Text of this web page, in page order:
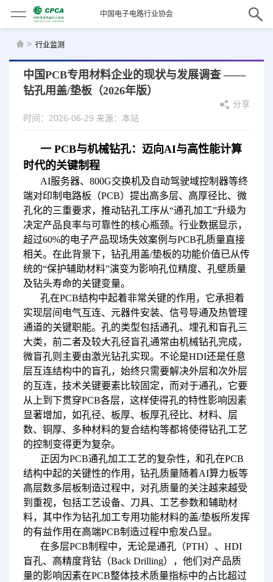
中国电子电路行业协会
> 行业监测
中国PCB专用材料企业的现状与发展调查 ——
钻孔用盖/垫板（2026年版）
分享
时间：2026-06-29 来源：本站
一 PCB与机械钻孔：迈向AI与高性能计算
时代的关键制程
AI服务器、800G交换机及自动驾驶域控制器等终
端对印制电路板（PCB）提出高多层、高厚径比、微
孔化的三重要求，推动钻孔工序从“通孔加工”升级为
决定产品良率与可靠性的核心瓶颈。行业数据显示，
超过60%的电子产品现场失效案例与PCB孔质量直接
相关。在此背景下，钻孔用盖/垫板的功能价值已从传
统的“保护辅助材料”演变为影响孔位精度、孔壁质量
及钻头寿命的关键变量。
孔在PCB结构中起着非常关键的作用，它承担着
实现层间电气互连、元器件安装、信号导通及热管理
通道的关键职能。孔的类型包括通孔、埋孔和盲孔三
大类，前二者及较大孔径盲孔通常由机械钻孔完成，
微盲孔则主要由激光钻孔实现。不论是HDI还是任意
层互连结构中的盲孔，始终只需要解决外层和次外层
的互连，技术关键要素比较固定，而对于通孔，它要
从上到下贯穿PCB各层，这样使得孔的特性影响因素
显著增加，如孔径、板厚、板厚孔径比、材料、层
数、铜厚、多种材料的复合结构等都将使得钻孔工艺
的控制变得更为复杂。
正因为PCB通孔加工工艺的复杂性，和孔在PCB
结构中起的关键性的作用，钻孔质量随着AI算力板等
高层数多层板制造过程中，对孔质量的关注越来越受
到重视，包括工艺设备、刀具、工艺参数和辅助材
料，其中作为钻孔加工专用功能材料的盖/垫板所发挥
的有益作用在高端PCB制造过程中愈发凸显。
在多层PCB制程中，无论是通孔（PTH）、HDI
盲孔、高精度背钻（Back Drilling），他们对产品质
量的影响因素在PCB整体技术质量指标中的占比超过